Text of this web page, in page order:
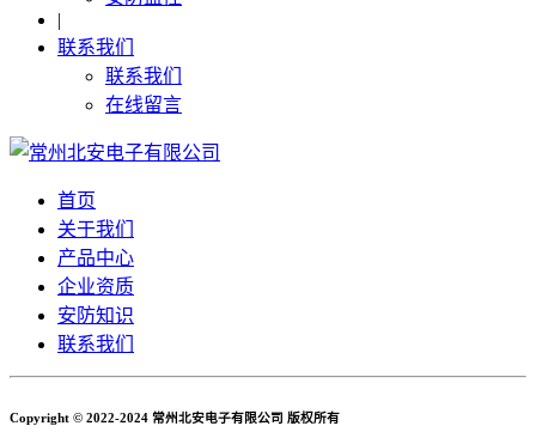
|
联系我们
联系我们
在线留言
首页
关于我们
产品中心
企业资质
安防知识
联系我们
Copyright © 2022-2024 常州北安电子有限公司 版权所有